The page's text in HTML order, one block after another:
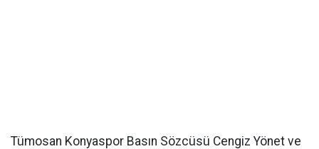
Tümosan Konyaspor Basın Sözcüsü Cengiz Yönet ve